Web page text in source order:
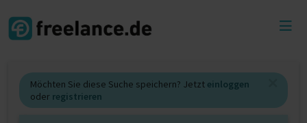
Möchten Sie diese Suche speichern? Jetzt einloggen
oder registrieren